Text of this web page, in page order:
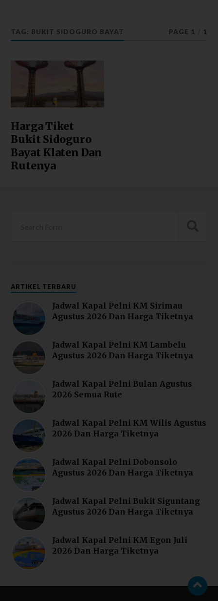
TAG: BUKIT SIDOGURO BAYAT PAGE 1 1
Harga Tiket
Bukit Sidoguro
Bayat Klaten Dan
Rutenya
ARTIKEL TERBARU
Jadwal Kapal Pelni KM Sirimau
Agustus 2026 Dan Harga Tiketnya
Jadwal Kapal Pelni KM Lambelu
Agustus 2026 Dan Harga Tiketnya
Jadwal Kapal Pelni Bulan Agustus
2026 Semua Rute
Jadwal Kapal Pelni KM Wilis Agustus
2026 Dan Harga Tiketnya
Jadwal Kapal Pelni Dobonsolo
Agustus 2026 Dan Harga Tiketnya
Jadwal Kapal Pelni Bukit Siguntang
Agustus 2026 Dan Harga Tiketnya
Jadwal Kapal Pelni KM Egon Juli
2026 Dan Harga Tiketnya